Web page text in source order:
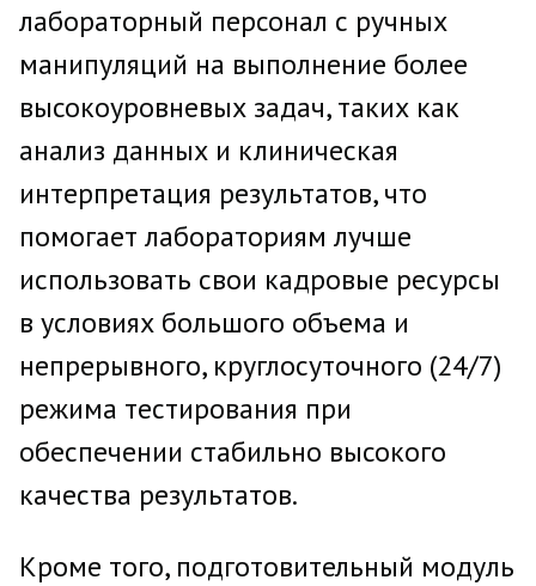
лабораторный персонал с ручных
манипуляций на выполнение более
высокоуровневых задач, таких как
анализ данных и клиническая
интерпретация результатов, что
помогает лабораториям лучше
использовать свои кадровые ресурсы
в условиях большого объема и
непрерывного, круглосуточного (24/7)
режима тестирования при
обеспечении стабильно высокого
качества результатов.
Кроме того, подготовительный модуль